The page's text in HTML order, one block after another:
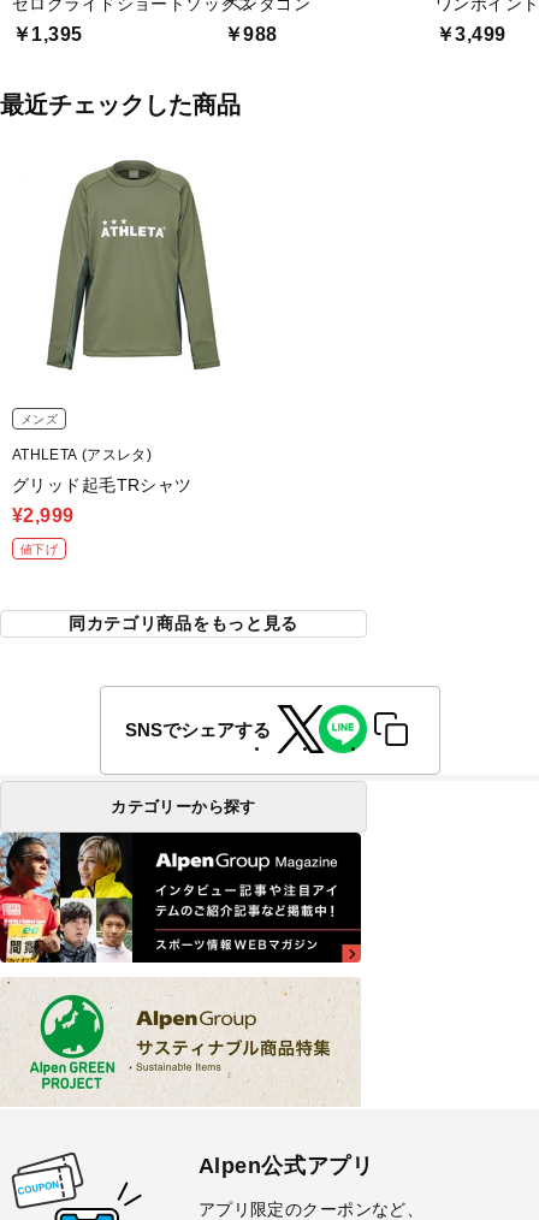
￥1,395 ￥988 ￥3,499
最近チェックした商品
メンズ
ATHLETA (アスレタ)
グリッド起毛TRシャツ
¥2,999
値下げ
同カテゴリ商品をもっと見る
SNSでシェアする
カテゴリーから探す
Alpen公式アプリ
アプリ限定のクーポンなど、